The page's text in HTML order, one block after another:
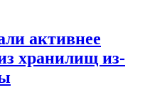
активнее
хранилищ из-